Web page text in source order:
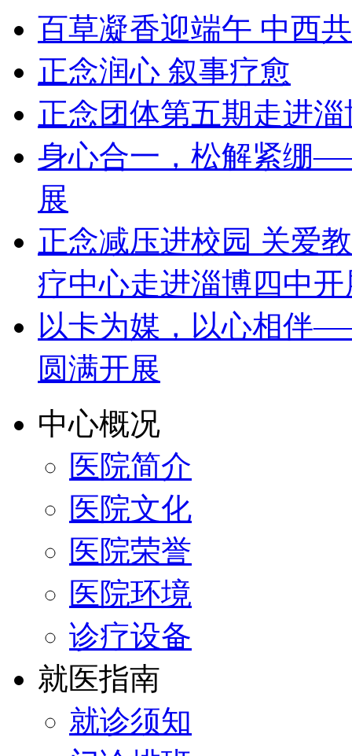
百草凝香迎端午 中西
正念润心 叙事疗愈
正念团体第五期走进
身心合一，松解紧绷
展
正念减压进校园 关爱
疗中心走进淄博四中
以卡为媒，以心相伴
圆满开展
中心概况
医院简介
医院文化
医院荣誉
医院环境
诊疗设备
就医指南
就诊须知